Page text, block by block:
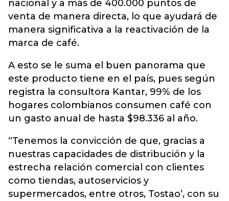
nacional y a más de 400.000 puntos de
venta de manera directa, lo que ayudará de
manera significativa a la reactivación de la
marca de café.
A esto se le suma el buen panorama que
este producto tiene en el país, pues según
registra la consultora Kantar, 99% de los
hogares colombianos consumen café con
un gasto anual de hasta $98.336 al año.
“Tenemos la convicción de que, gracias a
nuestras capacidades de distribución y la
estrecha relación comercial con clientes
como tiendas, autoservicios y
supermercados, entre otros, Tostao’, con su